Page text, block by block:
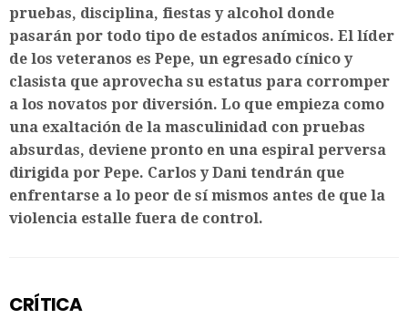
pruebas, disciplina, fiestas y alcohol donde
pasarán por todo tipo de estados anímicos. El líder
de los veteranos es Pepe, un egresado cínico y
clasista que aprovecha su estatus para corromper
a los novatos por diversión. Lo que empieza como
una exaltación de la masculinidad con pruebas
absurdas, deviene pronto en una espiral perversa
dirigida por Pepe. Carlos y Dani tendrán que
enfrentarse a lo peor de sí mismos antes de que la
violencia estalle fuera de control.
CRÍTICA